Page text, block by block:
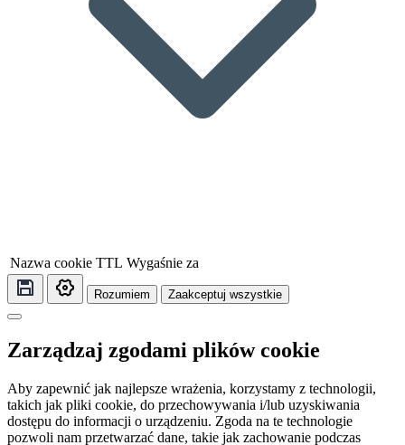
Nazwa cookie TTL Wygaśnie za
Rozumiem Zaakceptuj wszystkie
Zarządzaj zgodami plików cookie
Aby zapewnić jak najlepsze wrażenia, korzystamy z technologii,
takich jak pliki cookie, do przechowywania i/lub uzyskiwania
dostępu do informacji o urządzeniu. Zgoda na te technologie
pozwoli nam przetwarzać dane, takie jak zachowanie podczas